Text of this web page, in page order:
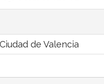
de Valencia